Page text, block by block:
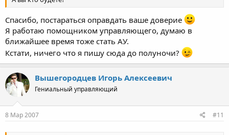
Спасибо, постараться оправдать ваше доверие
Я работаю помощником управляющего, думаю в
ближайшее время тоже стать АУ.
Кстати, ничего что я пишу сюда до полуночи?
Вышегородцев Игорь Алексеевич
Гениальный управляющий
8 Мар 2007 #11